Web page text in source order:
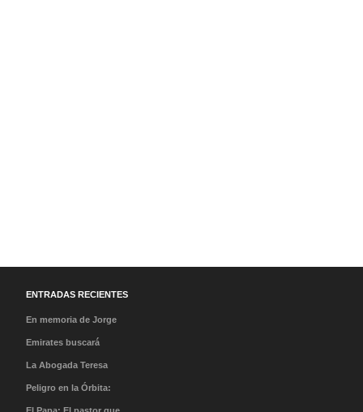
ENTRADAS RECIENTES
En memoria de Jorge
Messi: Condolencias a
Emirates buscará
tripulantes en México en
La Abogada Teresa
Stella Mera Gómez es la
Peligro en la Órbita:
¿Qué es la «Basura